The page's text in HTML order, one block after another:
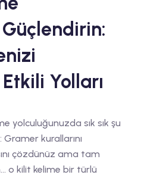
Güçlendirin:
Yolları
yolculuğunuzda sık sık şu
kurallarını
çözdünüz ama tam
o kilit kelime bir türlü